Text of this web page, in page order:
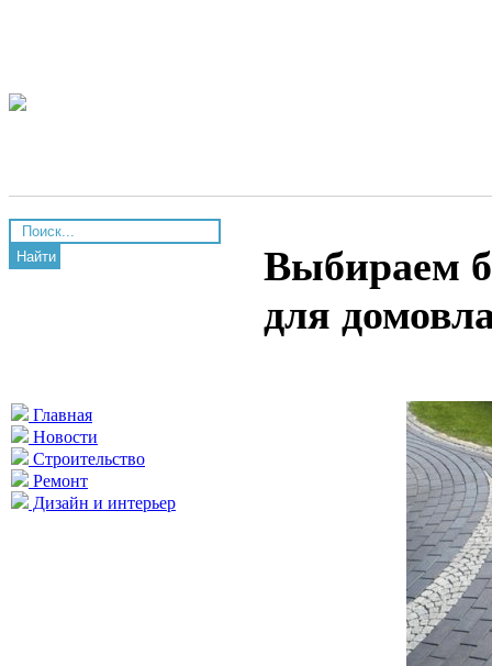
Найти
Главная
Новости
Строительство
Ремонт
Дизайн и интерьер
Выбираем
для